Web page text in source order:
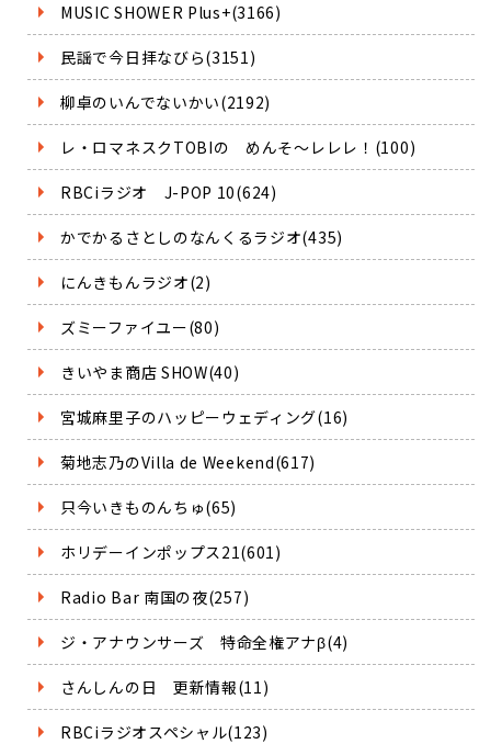
MUSIC SHOWER Plus+(3166)
民謡で今日拝なびら(3151)
柳卓のいんでないかい(2192)
レ・ロマネスクTOBIの めんそ～レレレ！(100)
RBCiラジオ J-POP 10(624)
かでかるさとしのなんくるラジオ(435)
にんきもんラジオ(2)
ズミーファイユー(80)
きいやま商店 SHOW(40)
宮城麻里子のハッピーウェディング(16)
菊地志乃のVilla de Weekend(617)
只今いきものんちゅ(65)
ホリデーインポップス21(601)
Radio Bar 南国の夜(257)
ジ・アナウンサーズ 特命全権アナβ(4)
さんしんの日 更新情報(11)
RBCiラジオスペシャル(123)